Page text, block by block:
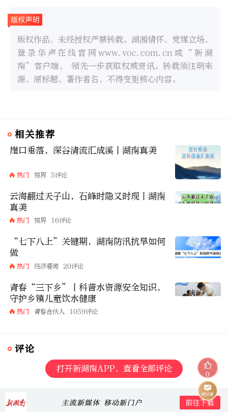
版权作品，未经授权严禁转载。湖湘情怀，党媒立场，
登录华声在线官网www.voc.com.cn或“新湖
南”客户端， 领先一步获取权威资讯。转载须注明来
源、原标题、著作者名，不得变更核心内容。
相关推荐
崖口垂落，深谷清流汇成溪丨湖南真美
热门 视界 5评论
云海翻过天子山，石峰时隐又时现丨湖南
真美
热门 视界 16评论
“七下八上”关键期，湖南防汛抗旱如何
做
热门 经济要闻 20评论
青春“三下乡”丨科普水资源安全知识，
守护乡镇儿童饮水健康
热门 青春合伙人 1059评论
评论
打开新湖南APP，查看全部评论
0